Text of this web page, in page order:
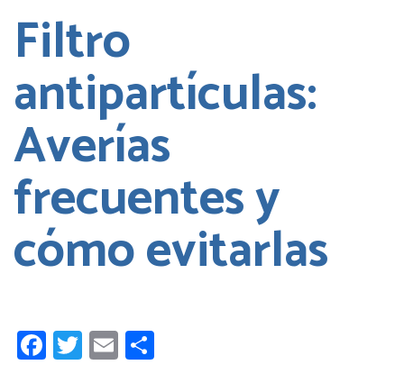
Filtro
antipartículas:
Averías
frecuentes y
cómo evitarlas
Facebook
Twitter
Email